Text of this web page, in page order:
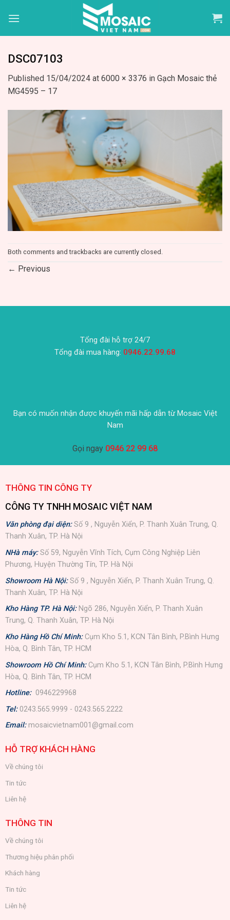
DSC07103
Published 15/04/2024 at 6000 × 3376 in Gạch Mosaic thẻ
MG4595 – 17
Both comments and trackbacks are currently closed.
← Previous
Tổng đài hỗ trợ 24/7
Tổng đài mua hàng: 0946.22.99.68
Bạn có muốn nhận được khuyến mãi hấp dẫn từ Mosaic Việt
Nam
Gọi ngay 0946 22 99 68
THÔNG TIN CÔNG TY
CÔNG TY TNHH MOSAIC VIỆT NAM
Văn phòng đại diện:Số 9 , Nguyễn Xiển, P. Thanh Xuân Trung, Q.
Thanh Xuân, TP. Hà Nội
NHà máy: Số 59, Nguyễn Vĩnh Tích, Cụm Công Nghiệp Liên
Phương, Huyện Thường Tín, TP. Hà Nội
Showroom Hà Nội: Số 9 , Nguyễn Xiển, P. Thanh Xuân Trung, Q.
Thanh Xuân, TP. Hà Nội
Kho Hàng TP. Hà Nội: Ngõ 286, Nguyễn Xiển, P. Thanh Xuân
Trung, Q. Thanh Xuân, TP. Hà Nội
Kho Hàng Hồ Chí Minh: Cụm Kho 5.1, KCN Tân Bình, P.Bình Hưng
Hòa, Q. Bình Tân, TP. HCM
Showroom Hồ Chí Minh: Cụm Kho 5.1, KCN Tân Bình, P.Bình Hưng
Hòa, Q. Bình Tân, TP. HCM
Hotline: 0946229968
Tel: 0243.565.9999 - 0243.565.2222
Email: mosaicvietnam001@gmail.com
HỖ TRỢ KHÁCH HÀNG
Về chúng tôi
Tin tức
Liên hệ
THÔNG TIN
Về chúng tôi
Thương hiệu phân phối
Khách hàng
Tin tức
Liên hệ